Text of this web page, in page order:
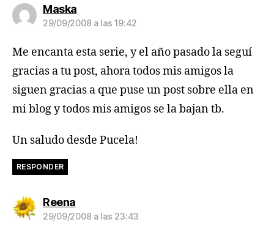
Maskadice:
29/09/2008 a las 19:42
Me encanta esta serie, y el año pasado la seguí
gracias a tu post, ahora todos mis amigos la
siguen gracias a que puse un post sobre ella en
mi blog y todos mis amigos se la bajan tb.
Un saludo desde Pucela!
RESPONDER
Reenadice:
29/09/2008 a las 23:43